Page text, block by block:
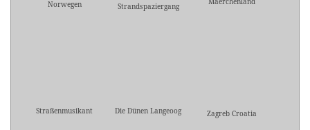
Norwegen Strandspaziergang
Straßenmusikant Die Dünen Langeoog Zagreb Croatia